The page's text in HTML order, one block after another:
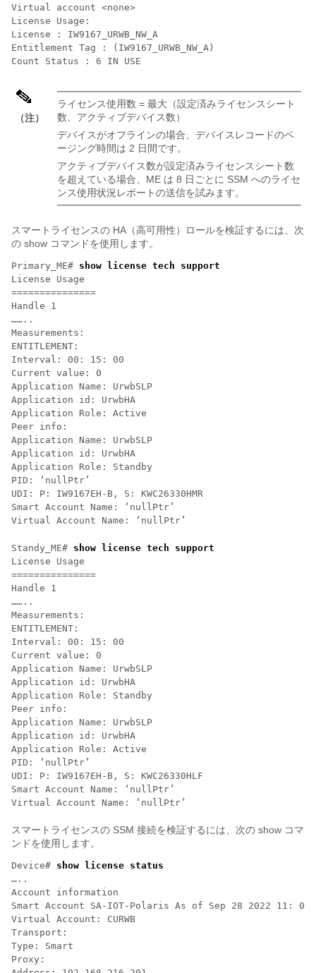
Virtual account <none>
License Usage:
License : IW9167_URWB_NW_A
Entitlement Tag : (IW9167_URWB_NW_A)
Count Status : 6 IN USE
（注）
ライセンス使用数 = 最大（設定済みライセンスシート
数、アクティブデバイス数）
デバイスがオフラインの場合、デバイスレコードのペ
ージング時間は 2 日間です。
アクティブデバイス数が設定済みライセンスシート数
を超えている場合、ME は 8 日ごとに SSM へのライセ
ンス使用状況レポートの送信を試みます。
スマートライセンスの HA（高可用性）ロールを検証するには、次
の show コマンドを使用します。
Primary_ME# show license tech support
License Usage
===============
Handle 1
……..
Measurements:
ENTITLEMENT:
Interval: 00: 15: 00
Current value: 0
Application Name: UrwbSLP
Application id: UrwbHA
Application Role: Active
Peer info:
Application Name: UrwbSLP
Application id: UrwbHA
Application Role: Standby
PID: ‘nullPtr’
UDI: P: IW9167EH-B, S: KWC26330HMR
Smart Account Name: ‘nullPtr’
Virtual Account Name: ‘nullPtr’
Standy_ME# show license tech support
License Usage
===============
Handle 1
……..
Measurements:
ENTITLEMENT:
Interval: 00: 15: 00
Current value: 0
Application Name: UrwbSLP
Application id: UrwbHA
Application Role: Standby
Peer info:
Application Name: UrwbSLP
Application id: UrwbHA
Application Role: Active
PID: ‘nullPtr’
UDI: P: IW9167EH-B, S: KWC26330HLF
Smart Account Name: ‘nullPtr’
Virtual Account Name: ‘nullPtr’
スマートライセンスの SSM 接続を検証するには、次の show コマ
ンドを使用します。
Device# show license status
…..
Account information
Smart Account SA-IOT-Polaris As of Sep 28 2022 11:
Virtual Account: CURWB
Transport:
Type: Smart
Proxy: